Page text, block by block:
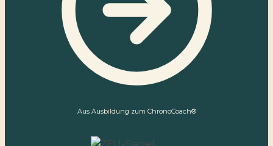
Aus Ausbildung zum ChronoCoach®